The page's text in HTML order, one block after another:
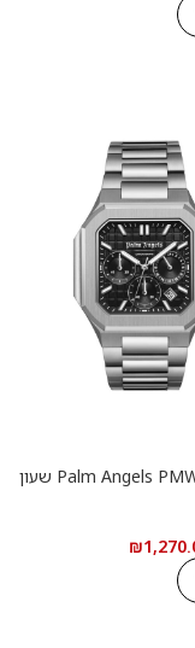
Palm Angels PMWGI0000702 שעון
₪